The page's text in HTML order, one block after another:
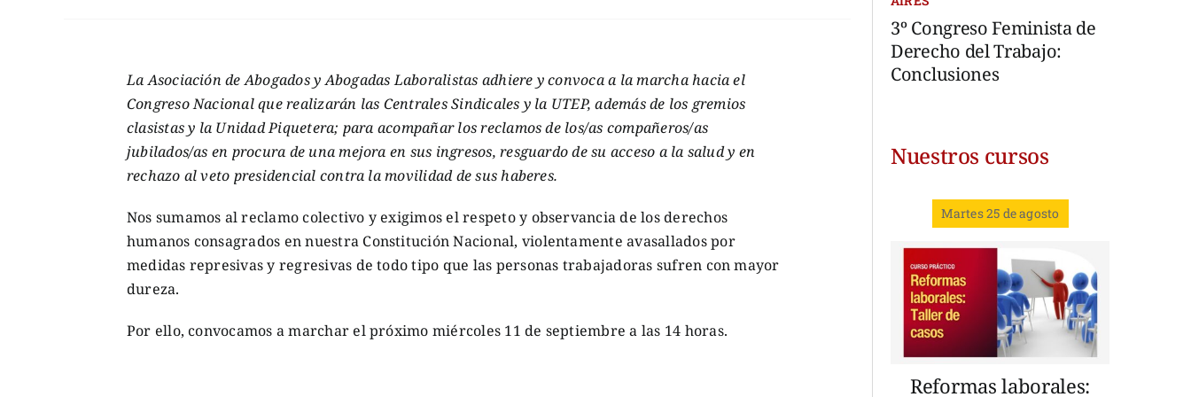
La Asociación de Abogados y Abogadas Laboralistas adhiere y convoca a la marcha hacia el
Congreso Nacional que realizarán las Centrales Sindicales y la UTEP, además de los gremios
clasistas y la Unidad Piquetera; para acompañar los reclamos de los/as compañeros/as
jubilados/as en procura de una mejora en sus ingresos, resguardo de su acceso a la salud y en
rechazo al veto presidencial contra la movilidad de sus haberes.
Nos sumamos al reclamo colectivo y exigimos el respeto y observancia de los derechos
humanos consagrados en nuestra Constitución Nacional, violentamente avasallados por
medidas represivas y regresivas de todo tipo que las personas trabajadoras sufren con mayor
dureza.
Por ello, convocamos a marchar el próximo miércoles 11 de septiembre a las 14 horas.
3º Congreso Feminista de
Derecho del Trabajo:
Conclusiones
Nuestros cursos
Martes 25 de agosto
Reformas laborales: